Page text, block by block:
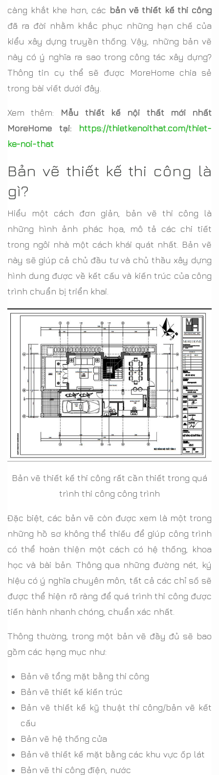
càng khắt khe hơn, các bản vẽ thiết kế thi công
đã ra đời nhằm khắc phục những hạn chế của
kiểu xây dựng truyền thống. Vậy, những bản vẽ
này có ý nghĩa ra sao trong công tác xây dựng?
Thông tin cụ thể sẽ được MoreHome chia sẻ
trong bài viết dưới đây.
Xem thêm:
Mẫu thiết kế nội thất mới nhất
MoreHome tại: https://thietkenoithat.com/thiet-
ke-noi-that
Bản vẽ thiết kế thi công là
gì?
Hiểu một cách đơn giản, bản vẽ thi công là
những hình ảnh phác họa, mô tả các chi tiết
trong ngôi nhà một cách khái quát nhất. Bản vẽ
này sẽ giúp cả chủ đầu tư và chủ thầu xây dựng
hình dung được về kết cấu và kiến trúc của công
trình chuẩn bị triển khai.
Bản vẽ thiết kế thi công rất cần thiết trong quá
trình thi công công trình
Đặc biệt, các bản vẽ còn được xem là một trong
những hồ sơ không thể thiếu để giúp công trình
có thể hoàn thiện một cách có hệ thống, khoa
học và bài bản. Thông qua những đường nét, ký
hiệu có ý nghĩa chuyên môn, tất cả các chỉ số sẽ
được thể hiện rõ ràng để quá trình thi công được
tiến hành nhanh chóng, chuẩn xác nhất.
Thông thường, trong một bản vẽ đầy đủ sẽ bao
gồm các hạng mục như:
Bản vẽ tổng mặt bằng thi công
Bản vẽ thiết kế kiến trúc
Bản vẽ thiết kế kỹ thuật thi công/bản vẽ kết
cấu
Bản vẽ hệ thống cửa
Bản vẽ thiết kế mặt bằng các khu vực ốp lát
Bản vẽ thi công điện, nước